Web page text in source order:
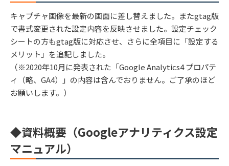
キャプチャ画像を最新の画面に差し替えました。またgtag版
で書式変更された設定内容を反映させました。設定チェック
シートの方もgtag版に対応させ、さらに全項目に「設定する
メリット」を追記しました。
（※2020年10月に発表された「Google Analytics4 プロパテ
ィ（略、GA4）」の内容は含んでおりません。ご了承のほど
お願いします。）
◆資料概要（Googleアナリティクス設定
マニュアル）